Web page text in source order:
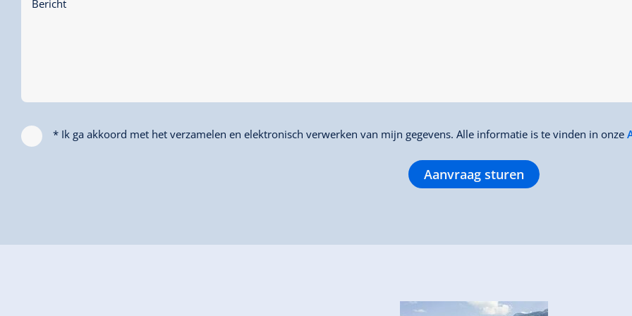
Bericht
* Ik ga akkoord met het verzamelen en elektronisch verwerken van mijn gegevens. Alle informatie is te vinden in onze
Aanvraag sturen